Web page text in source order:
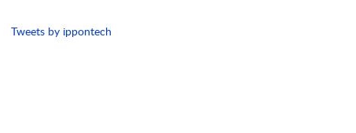
Tweets by ippontech